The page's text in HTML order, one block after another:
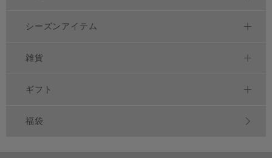
シーズンアイテム
雑貨
ギフト
福袋